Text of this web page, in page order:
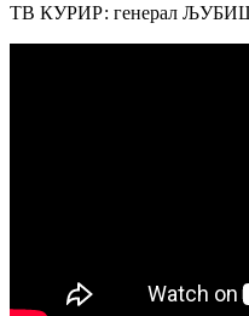
ТВ КУРИР: генерал